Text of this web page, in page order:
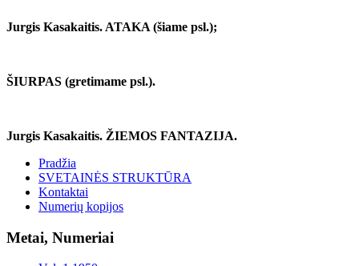
Jurgis Kasakaitis. ATAKA (šiame psl.);
ŠIURPAS (gretimame psl.).
Jurgis Kasakaitis. ŽIEMOS FANTAZIJA.
Pradžia
SVETAINĖS STRUKTŪRA
Kontaktai
Numerių kopijos
Metai, Numeriai